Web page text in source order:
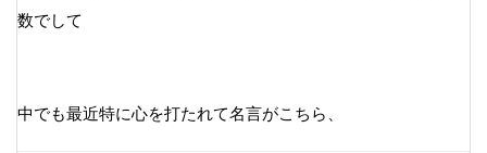
数でして
中でも最近特に心を打たれて名言がこちら、